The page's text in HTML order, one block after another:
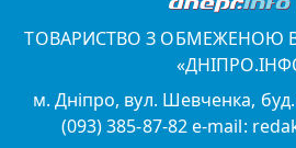
ТОВАРИСТВО З ОБМЕЖЕНОЮ
м. Дніпро, вул. Шевченка,
(093) 385-87-82 e-mail: